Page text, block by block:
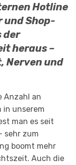
Hotline
und Shop-
der
heraus –
Nerven und
Anzahl an
in unserem
man es seit
sehr zum
boomt mehr
Auch die